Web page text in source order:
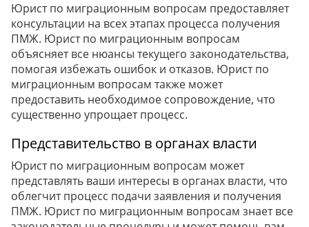
Юрист по миграционным вопросам предоставляет
консультации на всех этапах процесса получения
ПМЖ. Юрист по миграционным вопросам
объясняет все нюансы текущего законодательства,
помогая избежать ошибок и отказов. Юрист по
миграционным вопросам также может
предоставить необходимое сопровождение, что
существенно упрощает процесс.
Представительство в органах власти
Юрист по миграционным вопросам может
представлять ваши интересы в органах власти, что
облегчит процесс подачи заявления и получения
ПМЖ. Юрист по миграционным вопросам знает все